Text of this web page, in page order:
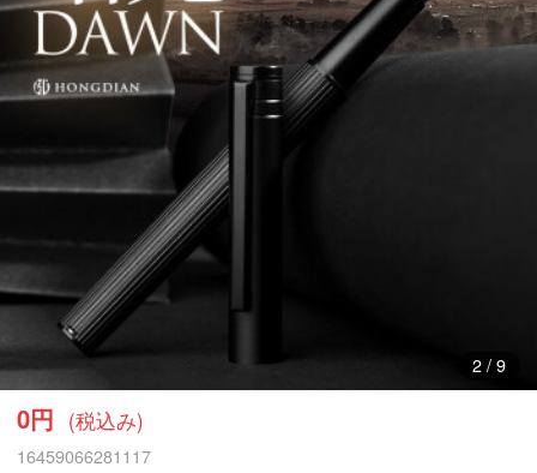
3/ 9
0円 (税込み)
16459066281117